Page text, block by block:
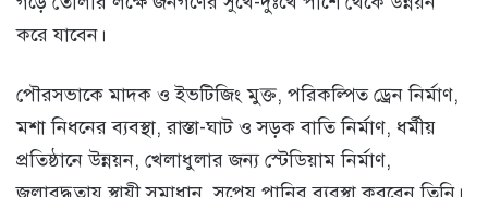
করে যাবেন।
পৌরসভাকে মাদক ও ইভটিজিং মুক্ত, পরিকল্পিত ড্রেন নির্মাণ,
মশা নিধনের ব্যবস্থা, রাস্তা-ঘাট ও সড়ক বাতি নির্মাণ, ধর্মীয়
প্রতিষ্ঠানে উন্নয়ন, খেলাধুলার জন্য স্টেডিয়াম নির্মাণ,